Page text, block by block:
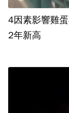
4因素影響雞
2年新高